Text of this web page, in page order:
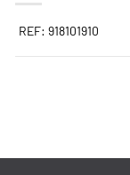
REF: 918101910